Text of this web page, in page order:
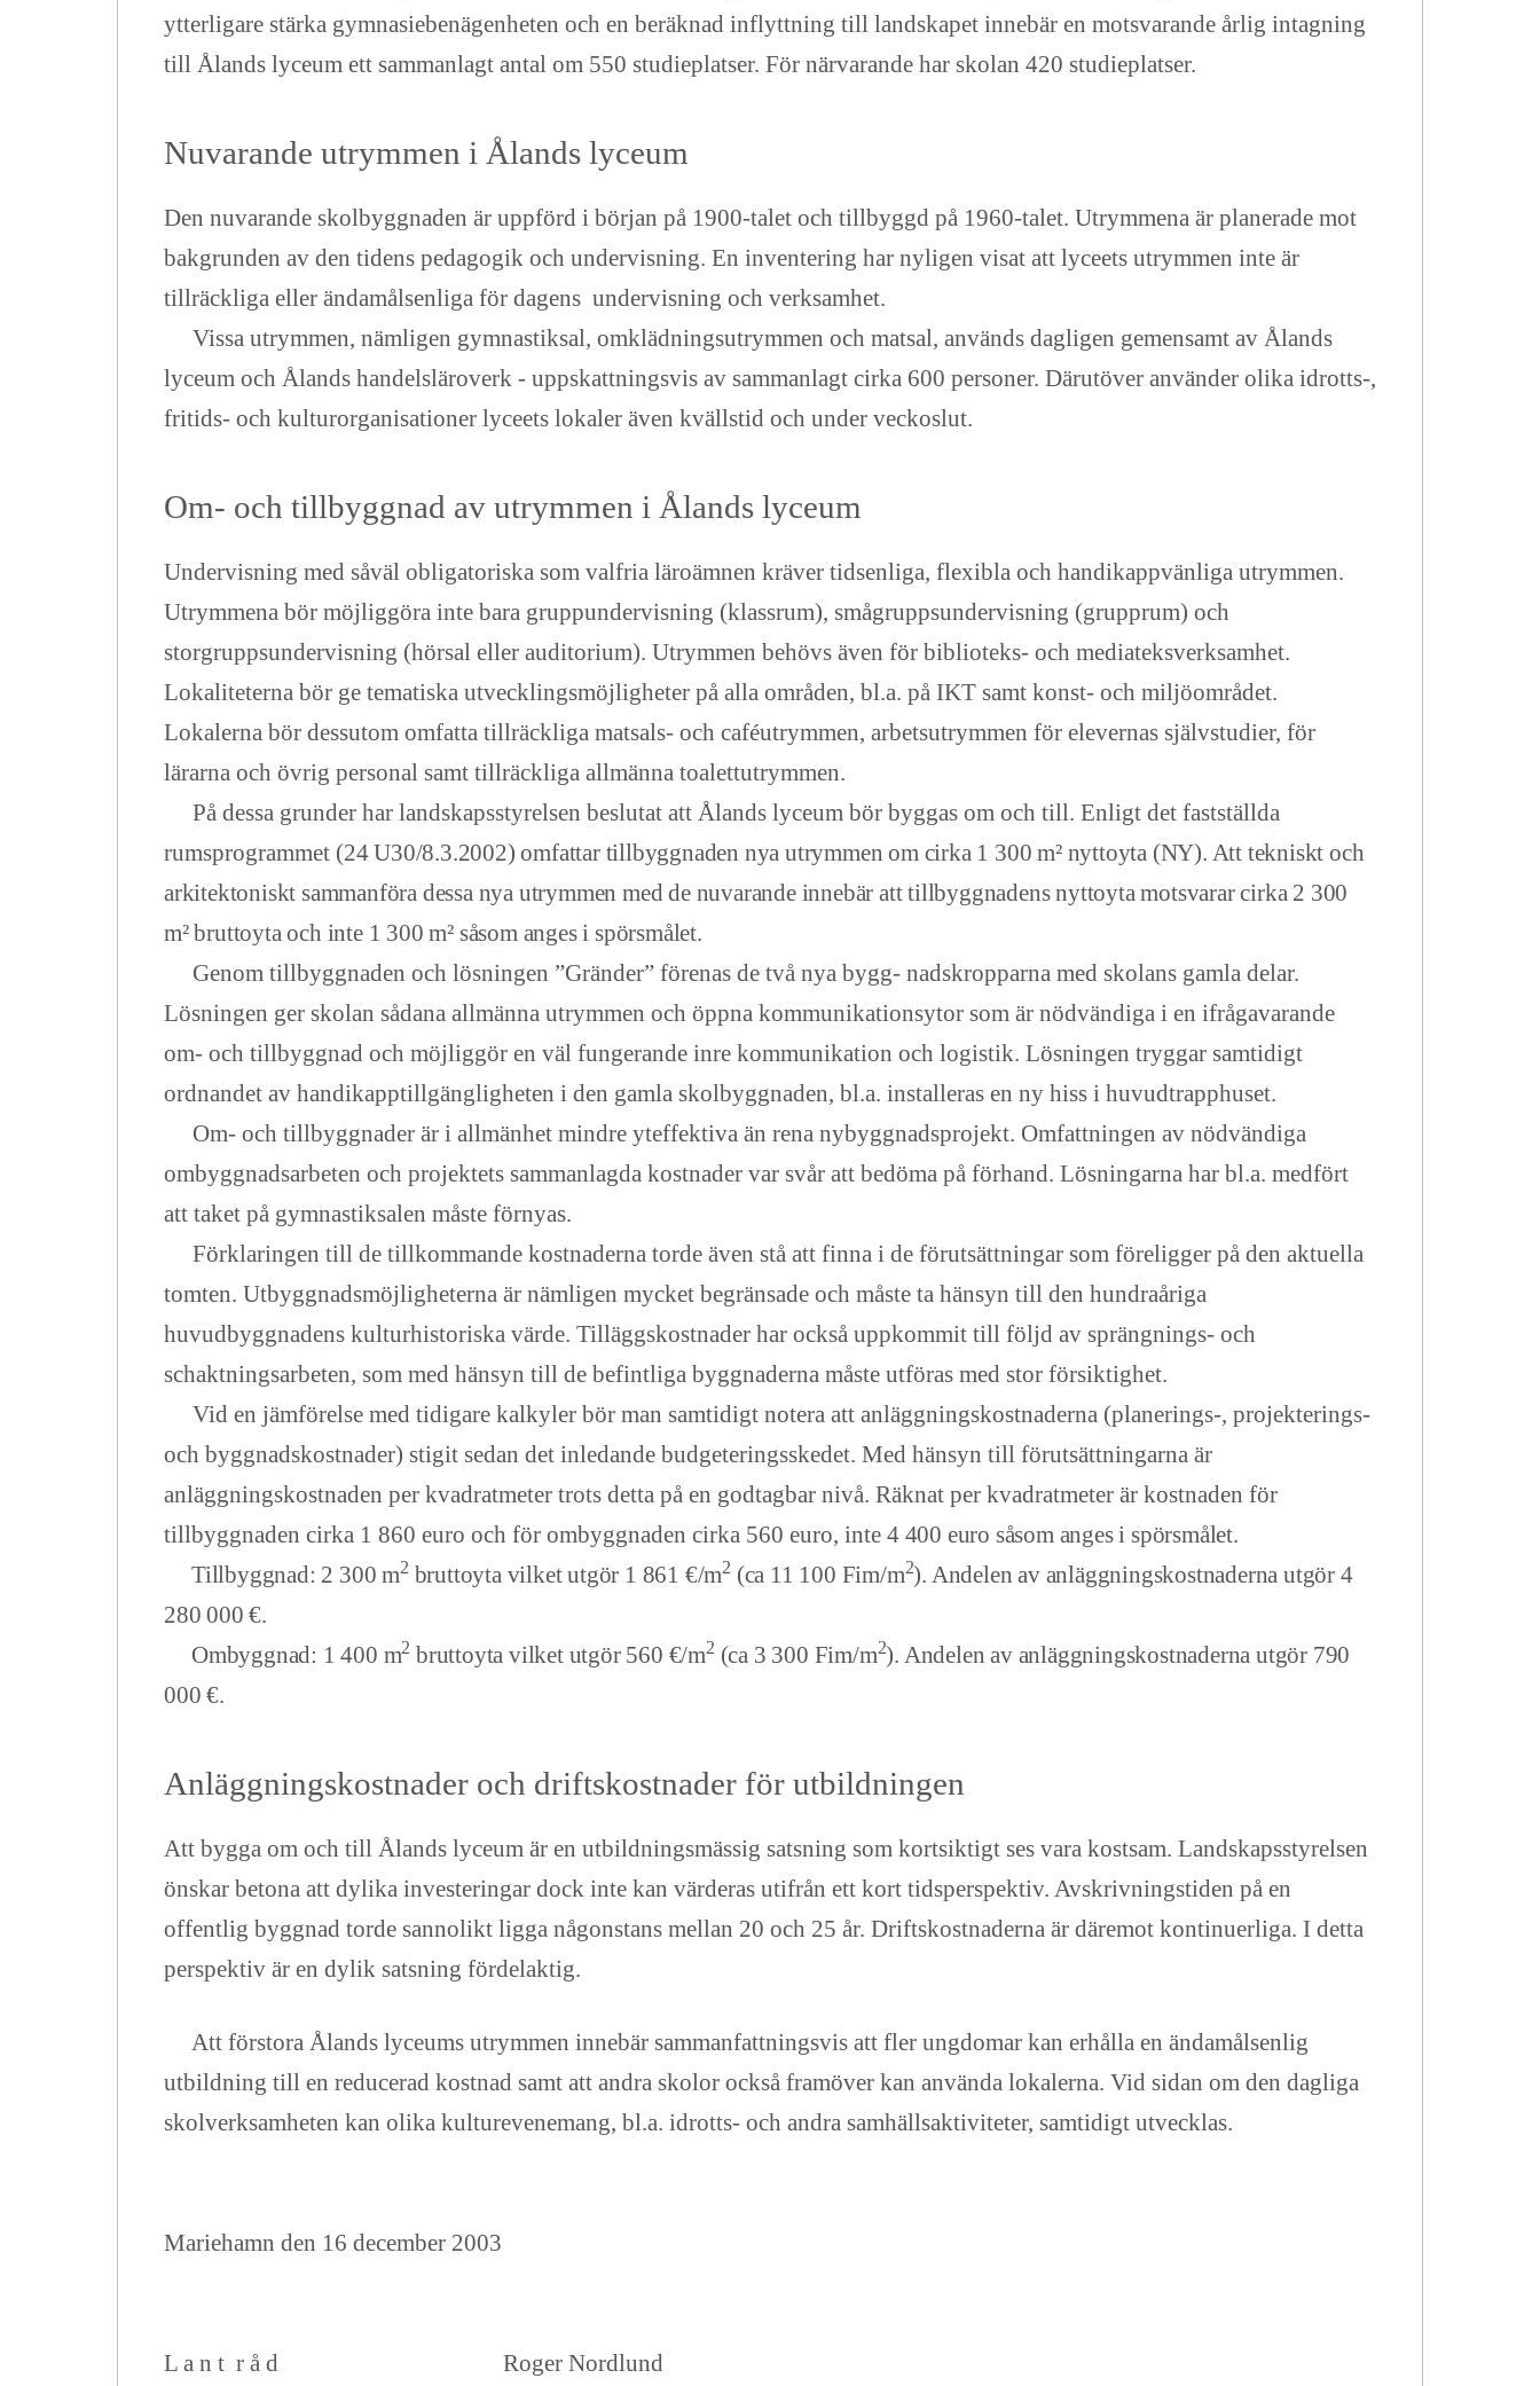
ytterligare stärka gymnasiebenägenheten och en beräknad inflyttning till landskapet innebär en motsvarande årlig intagning
till Ålands lyceum ett sammanlagt antal om 550 studieplatser. För närvarande har skolan 420 studieplatser.
Nuvarande utrymmen i Ålands lyceum
Den nuvarande skolbyggnaden är uppförd i början på 1900-talet och tillbyggd på 1960-talet. Utrymmena är planerade mot
bakgrunden av den tidens pedagogik och undervisning. En inventering har nyligen visat att lyceets utrymmen inte är
tillräckliga eller ändamålsenliga för dagens undervisning och verksamhet.
Vissa utrymmen, nämligen gymnastiksal, omklädningsutrymmen och matsal, används dagligen gemensamt av Ålands
lyceum och Ålands handelsläroverk - uppskattningsvis av sammanlagt cirka 600 personer. Därutöver använder olika idrotts-,
fritids- och kulturorganisationer lyceets lokaler även kvällstid och under veckoslut.
Om- och tillbyggnad av utrymmen i Ålands lyceum
Undervisning med såväl obligatoriska som valfria läroämnen kräver tidsenliga, flexibla och handikappvänliga utrymmen.
Utrymmena bör möjliggöra inte bara gruppundervisning (klassrum), smågruppsundervisning (grupprum) och
storgruppsundervisning (hörsal eller auditorium). Utrymmen behövs även för biblioteks- och mediateksverksamhet.
Lokaliteterna bör ge tematiska utvecklingsmöjligheter på alla områden, bl.a. på IKT samt konst- och miljöområdet.
Lokalerna bör dessutom omfatta tillräckliga matsals- och caféutrymmen, arbetsutrymmen för elevernas självstudier, för
lärarna och övrig personal samt tillräckliga allmänna toalettutrymmen.
På dessa grunder har landskapsstyrelsen beslutat att Ålands lyceum bör byggas om och till. Enligt det fastställda
rumsprogrammet (24 U30/8.3.2002) omfattar tillbyggnaden nya utrymmen om cirka 1 300 m² nyttoyta (NY). Att tekniskt och
arkitektoniskt sammanföra dessa nya utrymmen med de nuvarande innebär att tillbyggnadens nyttoyta motsvarar cirka 2 300
m² bruttoyta och inte 1 300 m² såsom anges i spörsmålet.
Genom tillbyggnaden och lösningen ”Gränder” förenas de två nya bygg- nadskropparna med skolans gamla delar.
Lösningen ger skolan sådana allmänna utrymmen och öppna kommunikationsytor som är nödvändiga i en ifrågavarande
om- och tillbyggnad och möjliggör en väl fungerande inre kommunikation och logistik. Lösningen tryggar samtidigt
ordnandet av handikapptillgängligheten i den gamla skolbyggnaden, bl.a. installeras en ny hiss i huvudtrapphuset.
Om- och tillbyggnader är i allmänhet mindre yteffektiva än rena nybyggnadsprojekt. Omfattningen av nödvändiga
ombyggnadsarbeten och projektets sammanlagda kostnader var svår att bedöma på förhand. Lösningarna har bl.a. medfört
att taket på gymnastiksalen måste förnyas.
Förklaringen till de tillkommande kostnaderna torde även stå att finna i de förutsättningar som föreligger på den aktuella
tomten. Utbyggnadsmöjligheterna är nämligen mycket begränsade och måste ta hänsyn till den hundraåriga
huvudbyggnadens kulturhistoriska värde. Tilläggskostnader har också uppkommit till följd av sprängnings- och
schaktningsarbeten, som med hänsyn till de befintliga byggnaderna måste utföras med stor försiktighet.
Vid en jämförelse med tidigare kalkyler bör man samtidigt notera att anläggningskostnaderna (planerings-, projekterings-
och byggnadskostnader) stigit sedan det inledande budgeteringsskedet. Med hänsyn till förutsättningarna är
anläggningskostnaden per kvadratmeter trots detta på en godtagbar nivå. Räknat per kvadratmeter är kostnaden för
tillbyggnaden cirka 1 860 euro och för ombyggnaden cirka 560 euro, inte 4 400 euro såsom anges i spörsmålet.
Tillbyggnad: 2 300 m2 bruttoyta vilket utgör 1 861 €/m2 (ca 11 100 Fim/m2). Andelen av anläggningskostnaderna utgör 4
280 000 €.
Ombyggnad: 1 400 m2 bruttoyta vilket utgör 560 €/m2 (ca 3 300 Fim/m2). Andelen av anläggningskostnaderna utgör 790
000 €.
Anläggningskostnader och driftskostnader för utbildningen
Att bygga om och till Ålands lyceum är en utbildningsmässig satsning som kortsiktigt ses vara kostsam. Landskapsstyrelsen
önskar betona att dylika investeringar dock inte kan värderas utifrån ett kort tidsperspektiv. Avskrivningstiden på en
offentlig byggnad torde sannolikt ligga någonstans mellan 20 och 25 år. Driftskostnaderna är däremot kontinuerliga. I detta
perspektiv är en dylik satsning fördelaktig.
Att förstora Ålands lyceums utrymmen innebär sammanfattningsvis att fler ungdomar kan erhålla en ändamålsenlig
utbildning till en reducerad kostnad samt att andra skolor också framöver kan använda lokalerna. Vid sidan om den dagliga
skolverksamheten kan olika kulturevenemang, bl.a. idrotts- och andra samhällsaktiviteter, samtidigt utvecklas.
Mariehamn den 16 december 2003
L a n t r å d Roger Nordlund